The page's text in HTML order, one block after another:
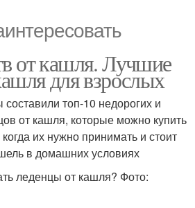
от кашля. Лучшие
для взрослых
топ-10 недорогих и
от кашля, которые можно купить
их нужно принимать и стоит
в домашних условиях
леденцы от кашля? Фото: